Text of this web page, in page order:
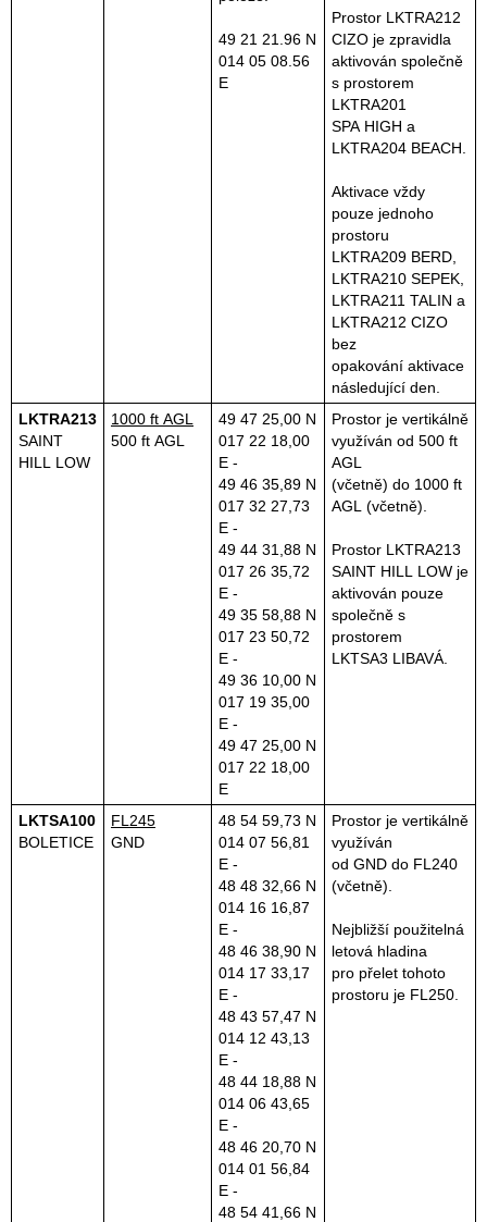
49 21 21.96 N
014 05 08.56
E
Prostor LKTRA212
CIZO je zpravidla
aktivován společně
s prostorem
LKTRA201
SPA HIGH a
LKTRA204 BEACH.
Aktivace vždy
pouze jednoho
prostoru
LKTRA209 BERD,
LKTRA210 SEPEK,
LKTRA211 TALIN a
LKTRA212 CIZO
bez
opakování aktivace
následující den.
LKTRA213
SAINT
HILL LOW
1000 ft AGL
500 ft AGL
49 47 25,00 N
017 22 18,00
E -
49 46 35,89 N
017 32 27,73
E -
49 44 31,88 N
017 26 35,72
E -
49 35 58,88 N
017 23 50,72
E -
49 36 10,00 N
017 19 35,00
E -
49 47 25,00 N
017 22 18,00
E
Prostor je vertikálně
využíván od 500 ft
AGL
(včetně) do 1000 ft
AGL (včetně).
Prostor LKTRA213
SAINT HILL LOW je
aktivován pouze
společně s
prostorem
LKTSA3 LIBAVÁ.
LKTSA100
BOLETICE
FL245
GND
48 54 59,73 N
014 07 56,81
E -
48 48 32,66 N
014 16 16,87
E -
48 46 38,90 N
014 17 33,17
E -
48 43 57,47 N
014 12 43,13
E -
48 44 18,88 N
014 06 43,65
E -
48 46 20,70 N
014 01 56,84
E -
48 54 41,66 N
Prostor je vertikálně
využíván
od GND do FL240
(včetně).
Nejbližší použitelná
letová hladina
pro přelet tohoto
prostoru je FL250.